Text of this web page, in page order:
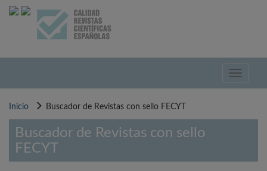
Pasar
Toggle
Inicio Buscador de Revistas con sello FECYT
Buscador de Revistas con sello
FECYT